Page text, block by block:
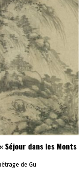
Séjour dans les Monts
de Gu